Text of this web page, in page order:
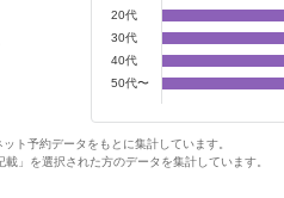
20代
30代
40代
50代〜
ト予約データをもとに集計しています。
」を選択された方のデータを集計しています。